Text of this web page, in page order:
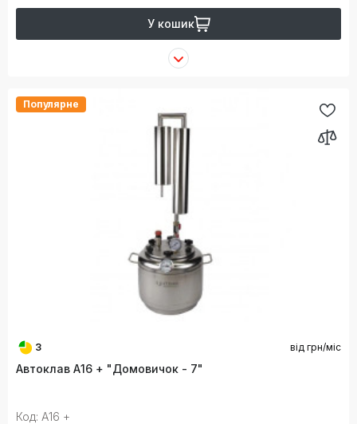
У кошик
Популярне
3 від грн/міс
Автоклав А16 + "Домовичок - 7"
Код: А16 +